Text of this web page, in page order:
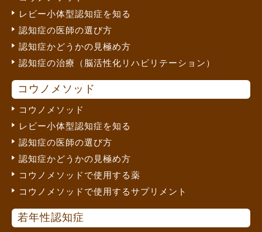
レビー小体型認知症を知る
認知症の医師の選び方
認知症かどうかの見極め方
認知症の治療（脳活性化リハビリテーション）
コウノメソッド
コウノメソッド
レビー小体型認知症を知る
認知症の医師の選び方
認知症かどうかの見極め方
コウノメソッドで使用する薬
コウノメソッドで使用するサプリメント
若年性認知症